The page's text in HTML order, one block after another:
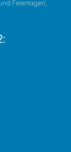
Feiertagen,